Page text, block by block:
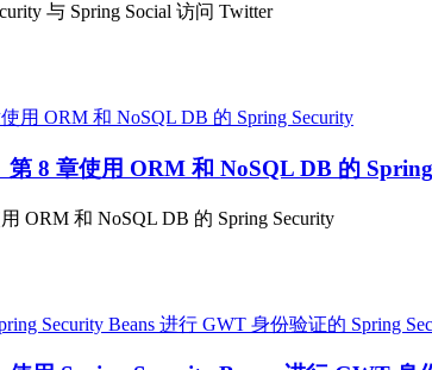
与 Spring Social 访问 Twitter
8 章使用 ORM 和 NoSQL DB 的
ORM 和 NoSQL DB 的 Spring Security